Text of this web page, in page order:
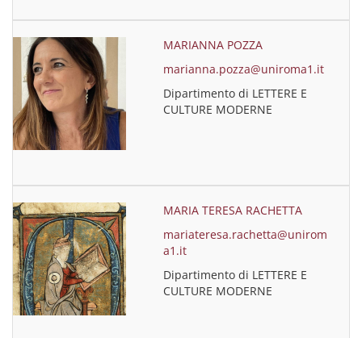
MARIANNA POZZA
marianna.pozza@uniroma1.it
Dipartimento di LETTERE E
CULTURE MODERNE
MARIA TERESA RACHETTA
mariateresa.rachetta@unirom
a1.it
Dipartimento di LETTERE E
CULTURE MODERNE